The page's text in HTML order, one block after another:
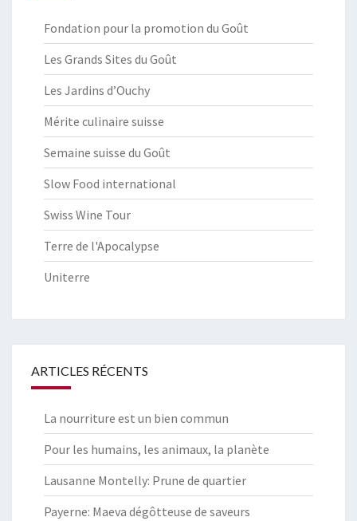
Fondation pour la promotion du Goût
Les Grands Sites du Goût
Les Jardins d’Ouchy
Mérite culinaire suisse
Semaine suisse du Goût
Slow Food international
Swiss Wine Tour
Terre de l'Apocalypse
Uniterre
ARTICLES RÉCENTS
La nourriture est un bien commun
Pour les humains, les animaux, la planète
Lausanne Montelly: Prune de quartier
Payerne: Maeva dégôtteuse de saveurs